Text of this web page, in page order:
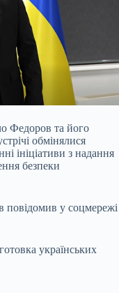
Федоров та його
обмінялися
ініціативи з надання
безпеки
у соцмережі
українських